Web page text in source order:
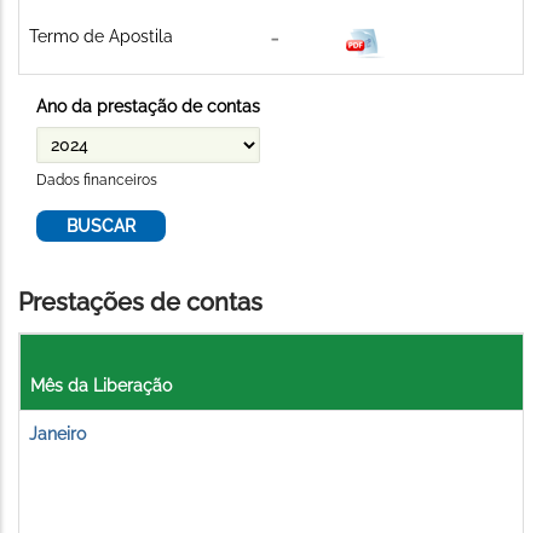
Termo de Apostila
Ano da prestação de contas
Dados financeiros
Prestações de contas
Mês da Liberação
Janeiro